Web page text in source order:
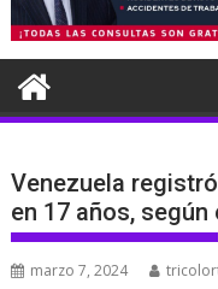
Venezuela
en 17 años,
marzo 7, 2024